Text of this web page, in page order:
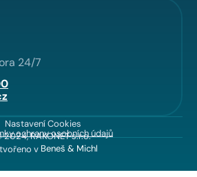
24/7
Nastavení Cookies
ochrany osobních údajů
2024, RAKONET s.r.o.
v Beneš & Michl